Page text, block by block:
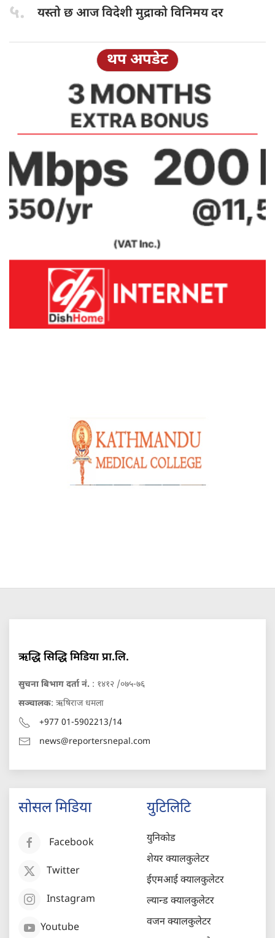
५. यस्तो छआज विदेशी मुद्राको विनिमय दर
थप अपडेट
ऋद्धि सिद्धि मिडिया प्रा.लि.
सुचना बिभाग दर्ता नं. : १४१२ /०७५-७६
सञ्चालक: ऋषिराज धमला
+977 01-5902213/14
news@reportersnepal.com
सोसल मिडिया
Facebook
Twitter
Instagram
Youtube
युटिलिटि
युनिकोड
शेयर क्यालकुलेटर
ईएमआई क्यालकुलेटर
ल्यान्ड क्यालकुलेटर
वजन क्यालकुलेटर